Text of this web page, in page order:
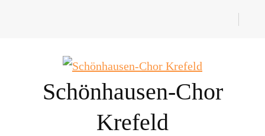
Schönhausen-Chor
Krefeld